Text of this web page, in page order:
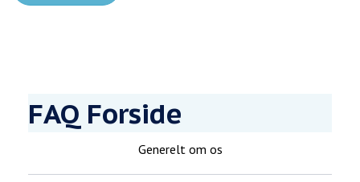
FAQ Forside
Generelt om os